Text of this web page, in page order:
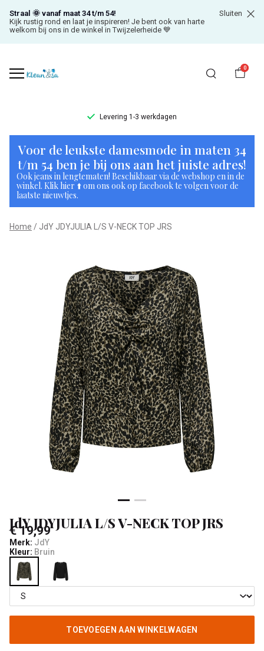
Straal 🌞 vanaf maat 34 t/m 54!
Kijk rustig rond en laat je inspireren! Je bent ook van harte
welkom bij ons in de winkel in Twijzelerheide 💙
Sluiten
0
Levering 1-3 werkdagen
JdY
JDYJULIA
L/S
V-
NECK
Klean
Voor de leukste damesmode in maten 34
t/m 54 ben je bij ons aan het juiste adres!
Ook jeans in lengtematen! Beschikbaar via de webshop en in de
winkel. Klik hier ⬆️ om ons ook op facebook te volgen voor de
laatste nieuwtjes.
Home JdY JDYJULIA L/S V-NECK TOP JRS
JdY JDYJULIA L/S V-NECK TOP JRS
€ 19,99
Merk: JdY
Kleur: Bruin
TOEVOEGEN AAN WINKELWAGEN